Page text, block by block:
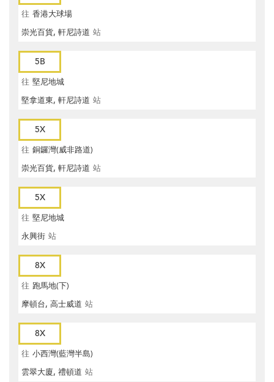
往 香港大球場
崇光百貨, 軒尼詩道 站
5B
往 堅尼地城
堅拿道東, 軒尼詩道 站
5X
往 銅鑼灣(威非路道)
崇光百貨, 軒尼詩道 站
5X
往 堅尼地城
永興街 站
8X
往 跑馬地(下)
摩頓台, 高士威道 站
8X
往 小西灣(藍灣半島)
雲翠大廈, 禮頓道 站